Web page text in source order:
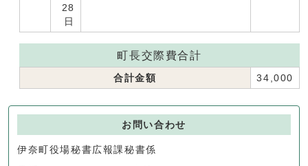
28
日
町長交際費合計
合計金額 34,000
お問い合わせ
伊奈町役場秘書広報課秘書係